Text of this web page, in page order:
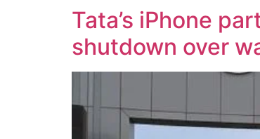
Tata’s iPhone
shutdown over